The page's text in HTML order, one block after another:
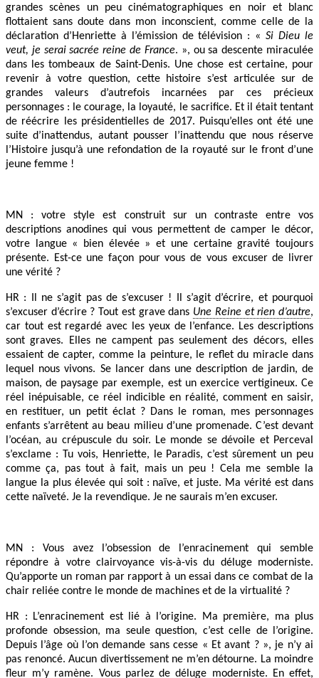
grandes scènes un peu cinématographiques en noir et blanc
flottaient sans doute dans mon inconscient, comme celle de la
déclaration d’Henriette à l’émission de télévision : «Si Dieu le
veut, je serai sacrée reine de France. », ou sa descente miraculée
dans les tombeaux de Saint-Denis. Une chose est certaine, pour
revenir à votre question, cette histoire s’est articulée sur de
grandes valeurs d’autrefois incarnées par ces précieux
personnages : le courage, la loyauté, le sacrifice. Et il était tentant
de réécrire les présidentielles de 2017. Puisqu’elles ont été une
suite d’inattendus, autant pousser l’inattendu que nous réserve
l’Histoire jusqu’à une refondation de la royauté sur le front d’une
jeune femme !
MN : votre style est construit sur un contraste entre vos
descriptions anodines qui vous permettent de camper le décor,
votre langue « bien élevée » et une certaine gravité toujours
présente. Est-ce une façon pour vous de vous excuser de livrer
une vérité ?
HR : Il ne s’agit pas de s’excuser ! Il s’agit d’écrire, et pourquoi
s’excuser d’écrire ? Tout est grave dans Une Reine et rien d’autre,
car tout est regardé avec les yeux de l’enfance. Les descriptions
sont graves. Elles ne campent pas seulement des décors, elles
essaient de capter, comme la peinture, le reflet du miracle dans
lequel nous vivons. Se lancer dans une description de jardin, de
maison, de paysage par exemple, est un exercice vertigineux. Ce
réel inépuisable, ce réel indicible en réalité, comment en saisir,
en restituer, un petit éclat ? Dans le roman, mes personnages
enfants s’arrêtent au beau milieu d’une promenade. C’est devant
l’océan, au crépuscule du soir. Le monde se dévoile et Perceval
s’exclame : Tu vois, Henriette, le Paradis, c’est sûrement un peu
comme ça, pas tout à fait, mais un peu ! Cela me semble la
langue la plus élevée qui soit : naïve, et juste. Ma vérité est dans
cette naïveté. Je la revendique. Je ne saurais m’en excuser.
MN : Vous avez l’obsession de l’enracinement qui semble
répondre à votre clairvoyance vis-à-vis du déluge moderniste.
Qu’apporte un roman par rapport à un essai dans ce combat de la
chair reliée contre le monde de machines et de la virtualité ?
HR : L’enracinement est lié à l’origine. Ma première, ma plus
profonde obsession, ma seule question, c’est celle de l’origine.
Depuis l’âge où l’on demande sans cesse « Et avant ? », je n’y ai
pas renoncé. Aucun divertissement ne m’en détourne. La moindre
fleur m’y ramène. Vous parlez de déluge moderniste. En effet,